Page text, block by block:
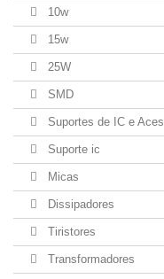
10w
15w
25W
SMD
Suportes de IC e
Suporte ic
Micas
Dissipadores
Tiristores
Transformadores